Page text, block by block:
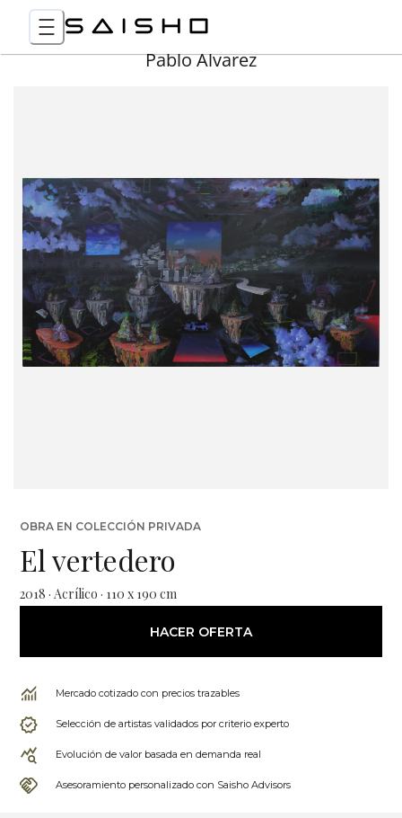
Pablo Álvarez
OBRA EN COLECCIÓN PRIVADA
El vertedero
2018 · Acrílico · 110 x 190 cm
HACER OFERTA
Mercado cotizado con precios trazables
Selección de artistas validados por criterio experto
Evolución de valor basada en demanda real
Asesoramiento personalizado con Saisho Advisors